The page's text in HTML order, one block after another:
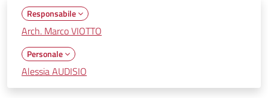
Responsabile
Arch. Marco VIOTTO
Personale
Alessia AUDISIO